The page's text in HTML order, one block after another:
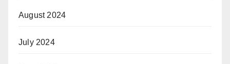
August 2024
July 2024